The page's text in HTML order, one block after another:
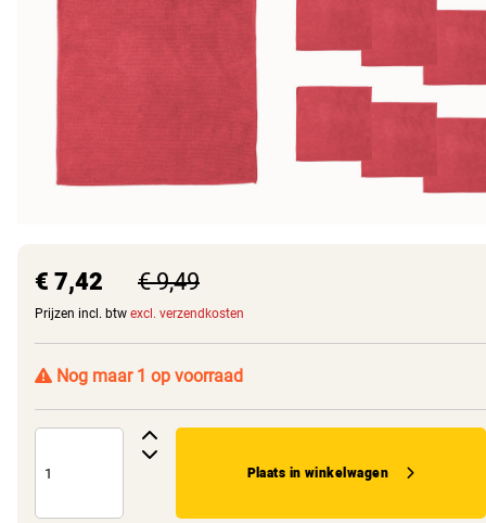
€ 7,42 € 9,49
Prijzen incl. btw excl. verzendkosten
Nog maar 1 op voorraad
Plaats in winkelwagen